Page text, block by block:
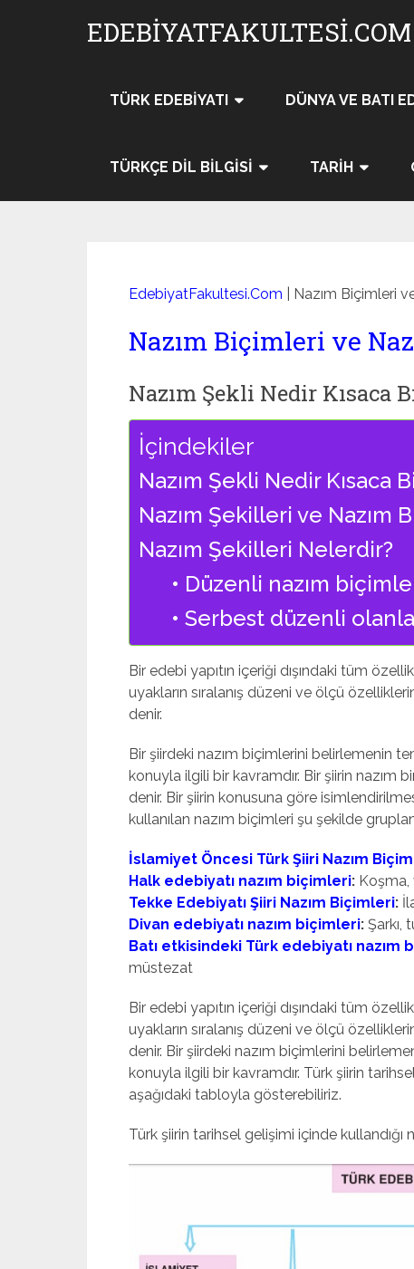
EDEBIYATFAKULTESI.COM
TÜRK EDEBIYATI DÜNYA VE BATI
TÜRKÇE DIL BILGISI TARIH
EdebiyatFakultesi.Com Nazım Biçimleri
Nazım Biçimleri ve
Nazım Şekli Nedir Kısaca
İçindekiler
Nazım Şekli Nedir Kısaca
Nazım Şekilleri ve
Nazım Şekilleri Nelerdir?
• Düzenli nazım
• Serbest düzenli
Bir edebi yapıtın içeriği dışındaki tüm
uyakların sıralanış düzeni ve ölçü
denir.
Bir şiirdeki nazım biçimlerini belirlemenin
konuyla ilgili bir kavramdır. Bir şiirin nazım
denir. Bir şiirin konusuna göre
kullanılan nazım biçimleri şu şekilde
İslamiyet Öncesi Türk Şiiri Nazım
Halk edebiyatı nazım biçimleri: Koşma,
Tekke Edebiyatı Şiiri Nazım Biçimleri:
Divan edebiyatı nazım biçimleri: Şarkı,
Batı etkisindeki Türk edebiyatı nazım
müstezat
Bir edebi yapıtın içeriği dışındaki tüm
uyakların sıralanış düzeni ve ölçü
denir. Bir şiirdeki nazım biçimlerini
konuyla ilgili bir kavramdır. Türk şiirin
aşağıdaki tabloyla gösterebiliriz.
Türk şiirin tarihsel gelişimi içinde